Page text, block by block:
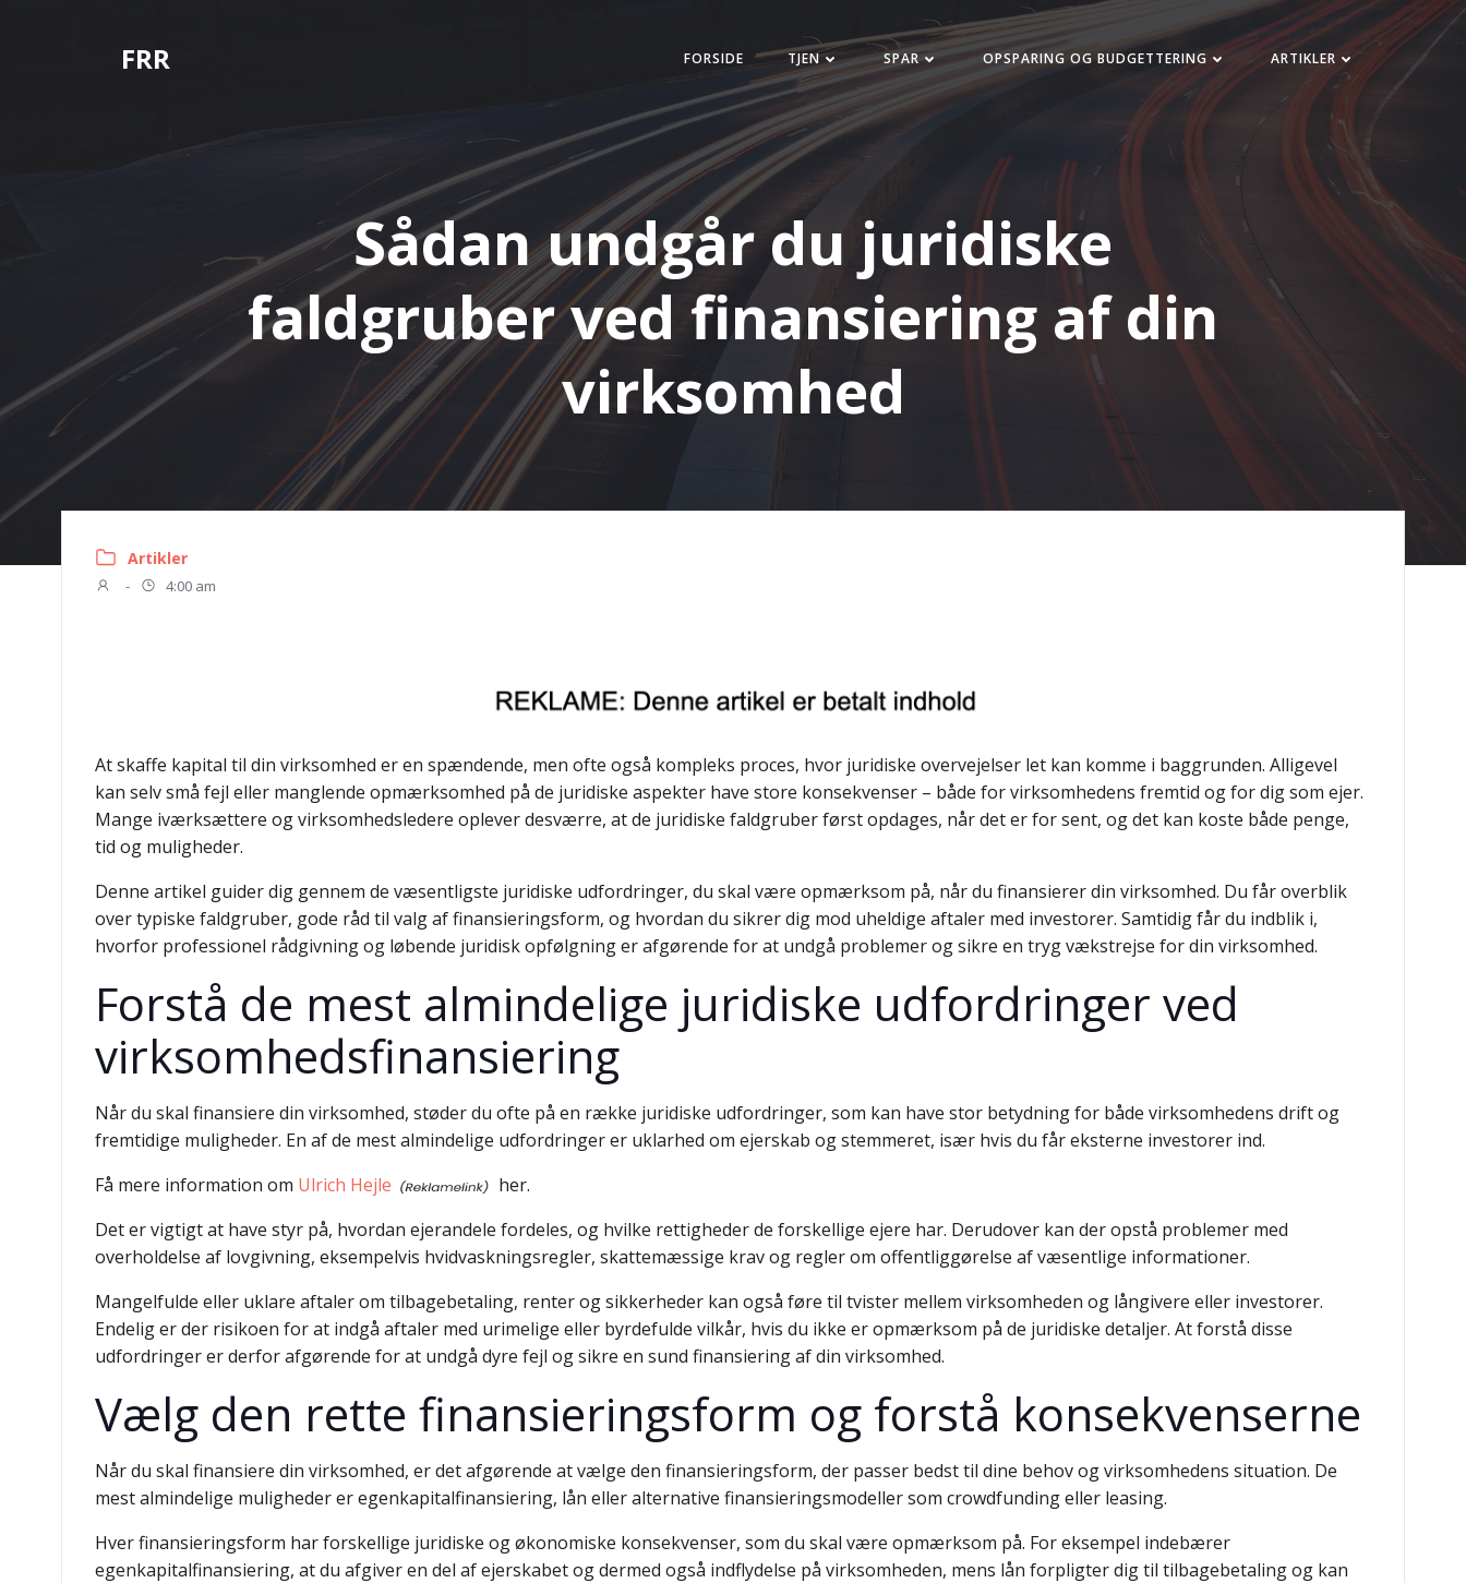
FRR FORSIDE TJEN SPAR OPSPARING OG BUDGETTERING ARTIKLER
Sådan undgår du juridiske
faldgruber ved finansiering af din
virksomhed
Artikler
- 4:00 am
At skaffe kapital til din virksomhed er en spændende, men ofte også kompleks proces, hvor juridiske overvejelser let kan komme i baggrunden. Alligevel
kan selv små fejl eller manglende opmærksomhed på de juridiske aspekter have store konsekvenser – både for virksomhedens fremtid og for dig som ejer.
Mange iværksættere og virksomhedsledere oplever desværre, at de juridiske faldgruber først opdages, når det er for sent, og det kan koste både penge,
tid og muligheder.
Denne artikel guider dig gennem de væsentligste juridiske udfordringer, du skal være opmærksom på, når du finansierer din virksomhed. Du får overblik
over typiske faldgruber, gode råd til valg af finansieringsform, og hvordan du sikrer dig mod uheldige aftaler med investorer. Samtidig får du indblik i,
hvorfor professionel rådgivning og løbende juridisk opfølgning er afgørende for at undgå problemer og sikre en tryg vækstrejse for din virksomhed.
Forstå de mest almindelige juridiske udfordringer ved
virksomhedsfinansiering
Når du skal finansiere din virksomhed, støder du ofte på en række juridiske udfordringer, som kan have stor betydning for både virksomhedens drift og
fremtidige muligheder. En af de mest almindelige udfordringer er uklarhed om ejerskab og stemmeret, især hvis du får eksterne investorer ind.
Få mere information om Ulrich Hejle
her.
Det er vigtigt at have styr på, hvordan ejerandele fordeles, og hvilke rettigheder de forskellige ejere har. Derudover kan der opstå problemer med
overholdelse af lovgivning, eksempelvis hvidvaskningsregler, skattemæssige krav og regler om offentliggørelse af væsentlige informationer.
Mangelfulde eller uklare aftaler om tilbagebetaling, renter og sikkerheder kan også føre til tvister mellem virksomheden og långivere eller investorer.
Endelig er der risikoen for at indgå aftaler med urimelige eller byrdefulde vilkår, hvis du ikke er opmærksom på de juridiske detaljer. At forstå disse
udfordringer er derfor afgørende for at undgå dyre fejl og sikre en sund finansiering af din virksomhed.
Vælg den rette finansieringsform og forstå konsekvenserne
Når du skal finansiere din virksomhed, er det afgørende at vælge den finansieringsform, der passer bedst til dine behov og virksomhedens situation. De
mest almindelige muligheder er egenkapitalfinansiering, lån eller alternative finansieringsmodeller som crowdfunding eller leasing.
Hver finansieringsform har forskellige juridiske og økonomiske konsekvenser, som du skal være opmærksom på. For eksempel indebærer
egenkapitalfinansiering, at du afgiver en del af ejerskabet og dermed også indflydelse på virksomheden, mens lån forpligter dig til tilbagebetaling og kan